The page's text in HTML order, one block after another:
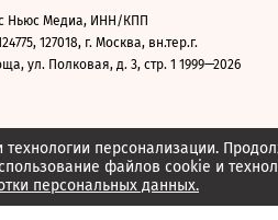
персонализации.
файлов cookie и
персональных данных.
Ньюс Медиа, ИНН/КПП
127018, г. Москва, вн.тер.г.
ул. Полковая, д. 3, стр. 1 1999—2026